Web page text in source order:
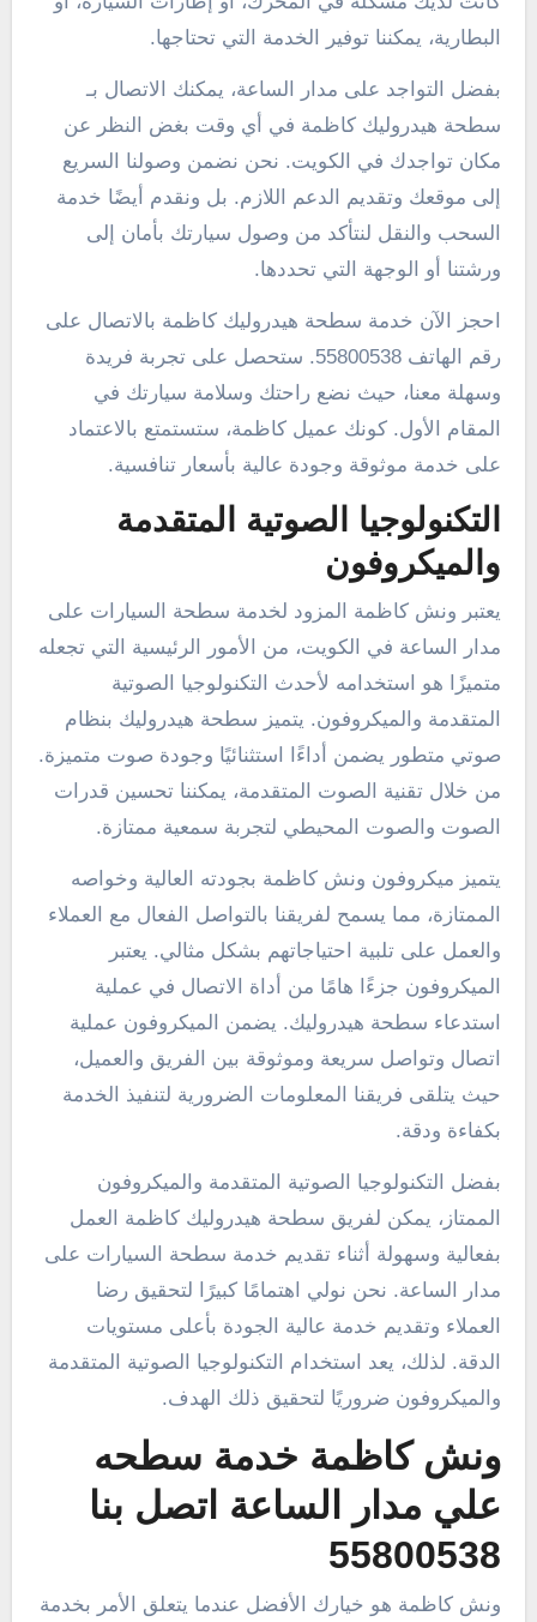
البطارية، يمكننا توفير الخدمة التي تحتاجها.
بفضل التواجد على مدار الساعة، يمكنك الاتصال بـ
سطحة هيدروليك كاظمة في أي وقت بغض النظر عن
مكان تواجدك في الكويت. نحن نضمن وصولنا السريع
إلى موقعك وتقديم الدعم اللازم. بل ونقدم أيضًا خدمة
السحب والنقل لنتأكد من وصول سيارتك بأمان إلى
ورشتنا أو الوجهة التي تحددها.
احجز الآن خدمة سطحة هيدروليك كاظمة بالاتصال على
رقم الهاتف 55800538. ستحصل على تجربة فريدة
وسهلة معنا، حيث نضع راحتك وسلامة سيارتك في
المقام الأول. كونك عميل كاظمة، ستستمتع بالاعتماد
على خدمة موثوقة وجودة عالية بأسعار تنافسية.
التكنولوجيا الصوتية المتقدمة
والميكروفون
يعتبر ونش كاظمة المزود لخدمة سطحة السيارات على
مدار الساعة في الكويت، من الأمور الرئيسية التي تجعله
متميزًا هو استخدامه لأحدث التكنولوجيا الصوتية
المتقدمة والميكروفون. يتميز سطحة هيدروليك بنظام
صوتي متطور يضمن أداءًا استثنائيًا وجودة صوت متميزة.
من خلال تقنية الصوت المتقدمة، يمكننا تحسين قدرات
الصوت والصوت المحيطي لتجربة سمعية ممتازة.
يتميز ميكروفون ونش كاظمة بجودته العالية وخواصه
الممتازة، مما يسمح لفريقنا بالتواصل الفعال مع العملاء
والعمل على تلبية احتياجاتهم بشكل مثالي. يعتبر
الميكروفون جزءًا هامًا من أداة الاتصال في عملية
استدعاء سطحة هيدروليك. يضمن الميكروفون عملية
اتصال وتواصل سريعة وموثوقة بين الفريق والعميل،
حيث يتلقى فريقنا المعلومات الضرورية لتنفيذ الخدمة
بكفاءة ودقة.
بفضل التكنولوجيا الصوتية المتقدمة والميكروفون
الممتاز، يمكن لفريق سطحة هيدروليك كاظمة العمل
بفعالية وسهولة أثناء تقديم خدمة سطحة السيارات على
مدار الساعة. نحن نولي اهتمامًا كبيرًا لتحقيق رضا
العملاء وتقديم خدمة عالية الجودة بأعلى مستويات
الدقة. لذلك، يعد استخدام التكنولوجيا الصوتية المتقدمة
والميكروفون ضروريًا لتحقيق ذلك الهدف.
ونش كاظمة خدمة سطحه
علي مدار الساعة اتصل بنا
55800538
ونش كاظمة هو خيارك الأفضل عندما يتعلق الأمر بخدمة